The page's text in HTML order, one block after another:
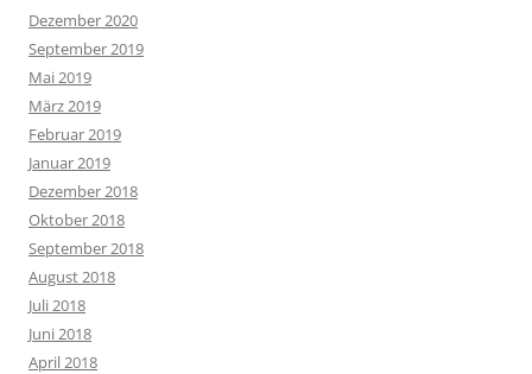
Dezember 2020
September 2019
Mai 2019
März 2019
Februar 2019
Januar 2019
Dezember 2018
Oktober 2018
September 2018
August 2018
Juli 2018
Juni 2018
April 2018